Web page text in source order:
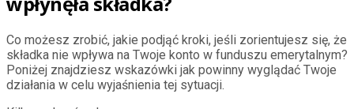
Co możesz zrobić, jakie podjąć kroki, jeśli zorientujesz się, że
składka nie wpływa na Twoje konto w funduszu emerytalnym?
Poniżej znajdziesz wskazówki jak powinny wyglądać Twoje
działania w celu wyjaśnienia tej sytuacji.